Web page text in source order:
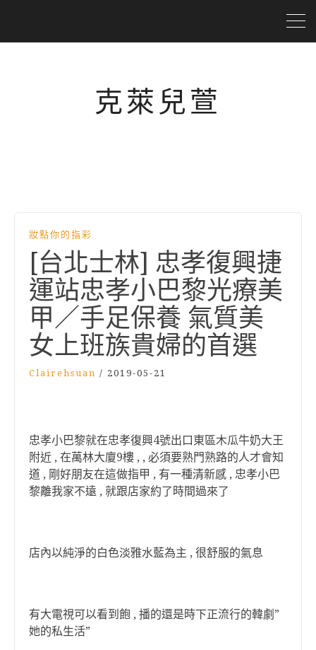
克萊兒萱
妝點你的指彩
[台北士林] 忠孝復興捷
運站忠孝小巴黎光療美
甲／手足保養 氣質美
女上班族貴婦的首選
Clairehsuan / 2019-05-21
忠孝小巴黎就在忠孝復興4號出口東區木瓜牛奶大王
附近 , 在萬林大廈9樓 , , 必須要熟門熟路的人才會知
道 , 剛好朋友在這做指甲 , 有一種清新感 , 忠孝小巴
黎離我家不遠 , 就跟店家約了時間過來了
店內以純淨的白色淡雅水藍為主 , 很舒服的氣息
有大電視可以看到飽 , 播的還是時下正流行的韓劇”
她的私生活”